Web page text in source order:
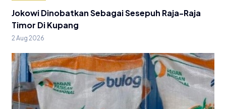
Jokowi Dinobatkan Sebagai Sesepuh Raja-Raja
Timor Di Kupang
2 Aug 2026